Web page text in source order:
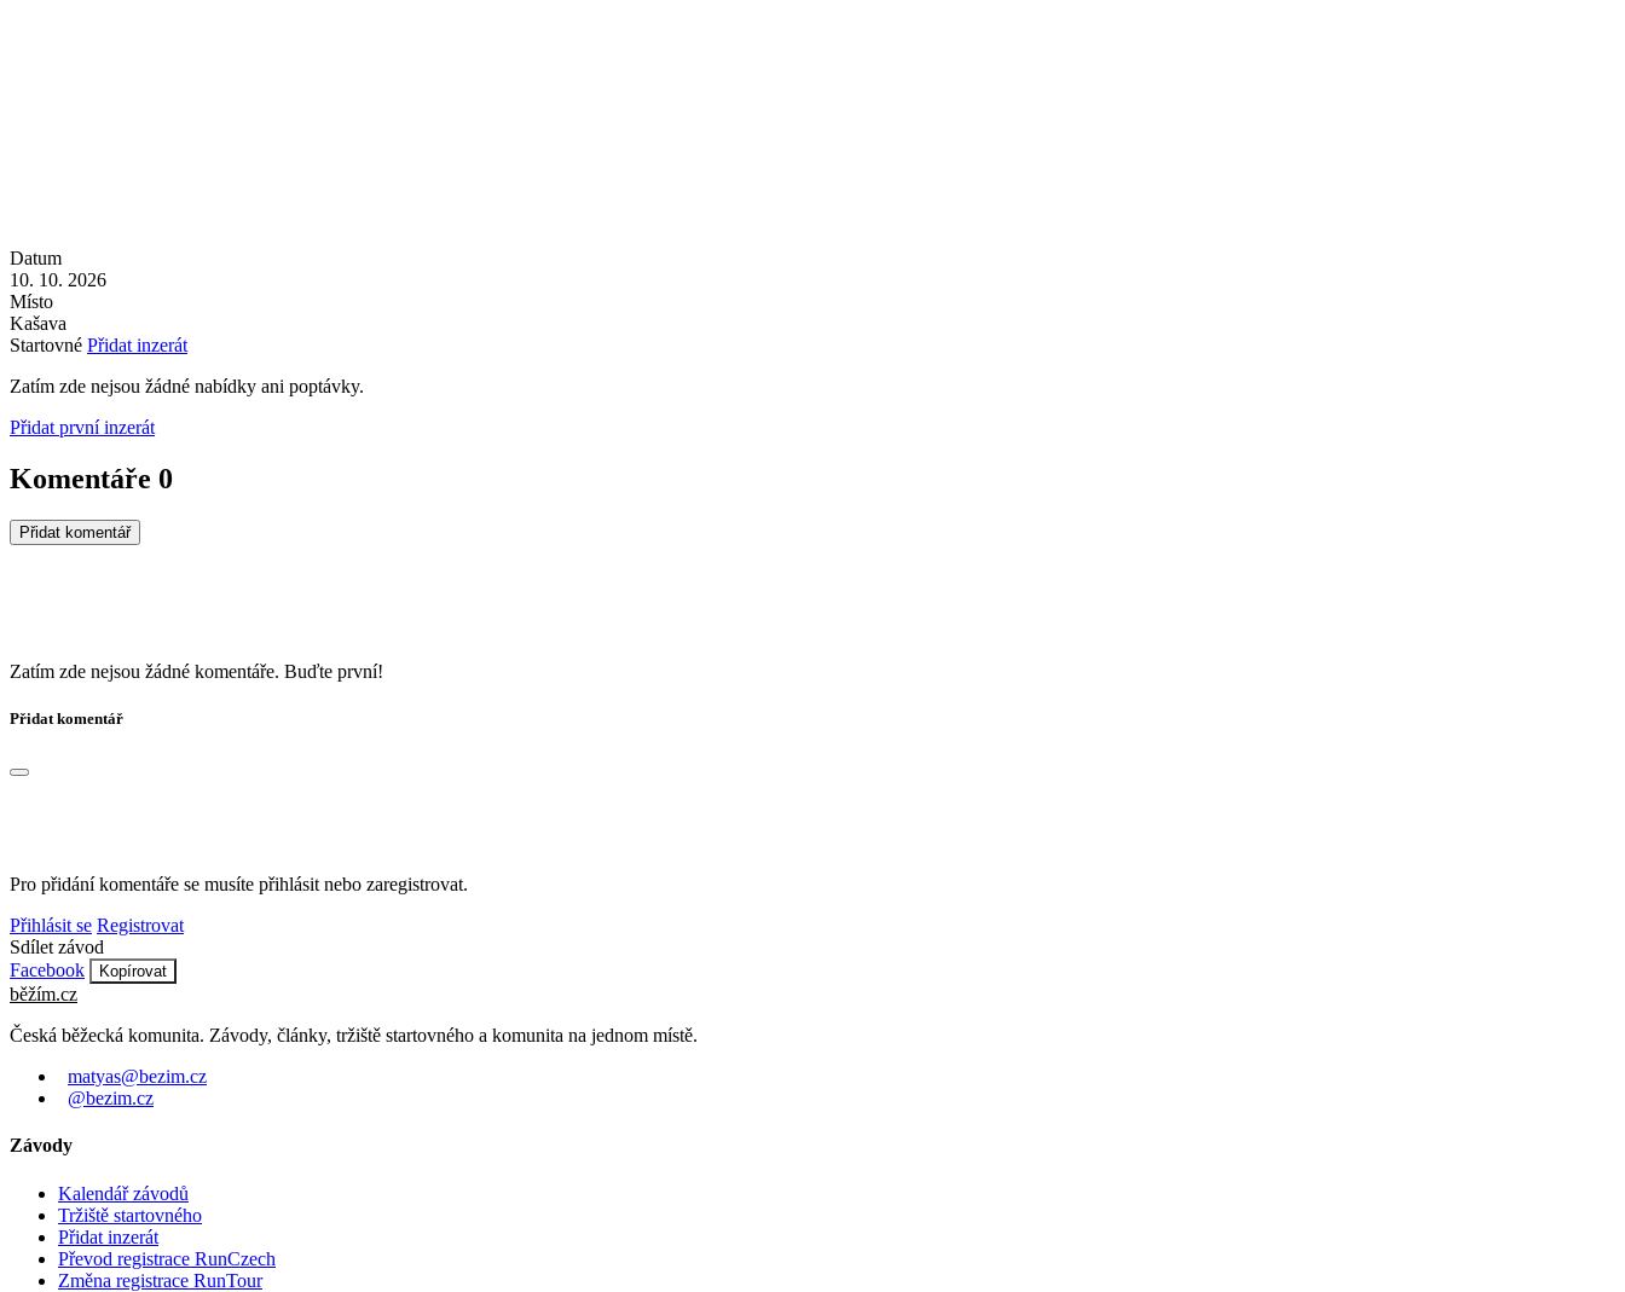
Datum
10. 10. 2026
Místo
Kašava
Startovné Přidat inzerát
Zatím zde nejsou žádné nabídky ani poptávky.
Přidat první inzerát
Komentáře 0
Přidat komentář
Zatím zde nejsou žádné komentáře. Buďte první!
Přidat komentář
Pro přidání komentáře se musíte přihlásit nebo zaregistrovat.
Přihlásit se Registrovat
Sdílet závod
Facebook
Kopírovat
běžím.cz
Česká běžecká komunita. Závody, články, tržiště startovného a komunita na jednom místě.
matyas@bezim.cz
@bezim.cz
Závody
Kalendář závodů
Tržiště startovného
Přidat inzerát
Převod registrace RunCzech
Změna registrace RunTour